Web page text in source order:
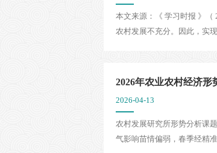
本文来源：《 学习时报 》（
农村发展不充分。因此，实
2026年农业农村经济形
2026-04-13
农村发展研究所形势分析课
气影响苗情偏弱，春季经精